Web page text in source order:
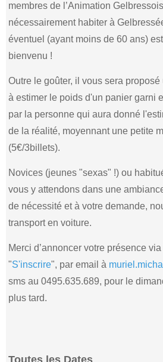
membres de l’Animation
nécessairement habiter à
éventuel (ayant moins de 60 ans)
bienvenu !
Outre le goûter, il vous sera
à estimer le poids d'un panier garni
par la personne qui aura donné
de la réalité, moyennant une petite
(5€/3billets).
Novices (jeunes "sexas" !) ou
vous y attendons dans une
de nécessité et à votre demande,
transport en voiture.
Merci d’annoncer votre présence
"S'inscrire", par email à
sms au 0495.635.689, pour le
plus tard.